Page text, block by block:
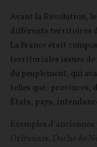
Avant la Révolution,
différents territoires
La France était
territoriales issues de
du peuplement, qui
telles que : provinces,
États, pays,
Exemples
Orléanais, Duché de